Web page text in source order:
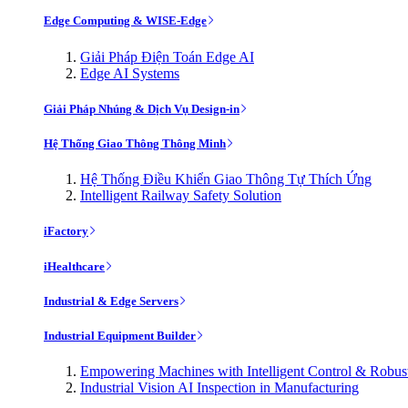
Edge Computing & WISE-Edge
Giải Pháp Điện Toán Edge AI
Edge AI Systems
Giải Pháp Nhúng & Dịch Vụ Design-in
Hệ Thống Giao Thông Thông Minh
Hệ Thống Điều Khiển Giao Thông Tự Thích Ứng
Intelligent Railway Safety Solution
iFactory
iHealthcare
Industrial & Edge Servers
Industrial Equipment Builder
Empowering Machines with Intelligent Control &
Industrial Vision AI Inspection in Manufacturing